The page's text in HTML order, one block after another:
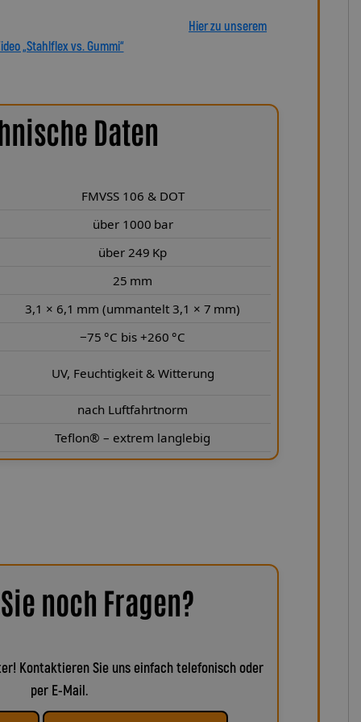
Hier zu unserem
„Stahlflex vs. Gummi“
Daten
FMVSS 106 & DOT
über 1000 bar
über 249 Kp
25 mm
3,1 × 6,1 mm (ummantelt 3,1 × 7 mm)
−75 °C bis +260 °C
UV, Feuchtigkeit & Witterung
nach Luftfahrtnorm
Teflon® – extrem langlebig
noch Fragen?
Kontaktieren Sie uns einfach telefonisch oder
per E-Mail.